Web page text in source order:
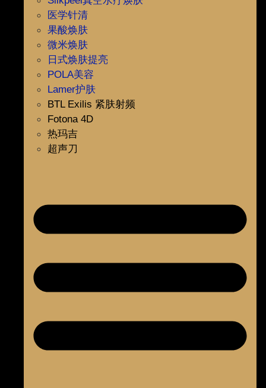
医学针清
果酸焕肤
微米焕肤
日式焕肤提亮
POLA美容
Lamer护肤
BTL Exilis 紧肤射频
Fotona 4D
热玛吉
超声刀